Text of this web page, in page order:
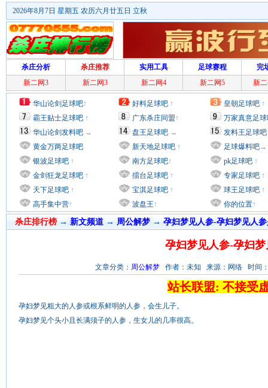
2026年8月7日 星期五 农历六月廿五日 立秋
杀庄分析 杀庄推荐 实用工具 足球赛程
完
新二网3
新二网3 新二网4 新二网5 新
华山论剑足球吧↑
霸王贴士足球吧 ↑
华山论剑发料吧 →
黄金万两足球吧
银波足球吧 ↑
金剑狂龙足球吧 ↑
天下足球吧 ↑
高手集中营↑
好料足球吧 ↑
广东杀庄同盟↑
盘王足球吧 →
新天地足球吧 ↑
南方足球吧↑
擂台足球吧 ↑
宝淇足球吧 ↑
波盘王↑
皇朝足球吧 ↑
万家真意足
发料王足球吧
足球爆料吧→
pk足球吧 ↑
专家足球吧 ↑
球王足球吧 ↑
你的位置↑
杀庄排行榜 → 新文频道→ 周公解梦 → 孕妇梦见人参-孕妇梦见人
孕妇梦见人参-孕妇
文章分类： 周公解梦 作者：未知 来源：网络 时间
站长联盟: 不接受
孕妇梦见粗大的人参或根系鲜明的人参，会生儿子。
孕妇梦见个头小且长满须子的人参，生女儿的几率很高。